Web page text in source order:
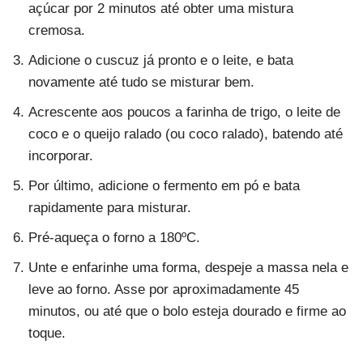
açúcar por 2 minutos até obter uma mistura
cremosa.
Adicione o cuscuz já pronto e o leite, e bata
novamente até tudo se misturar bem.
Acrescente aos poucos a farinha de trigo, o leite de
coco e o queijo ralado (ou coco ralado), batendo até
incorporar.
Por último, adicione o fermento em pó e bata
rapidamente para misturar.
Pré-aqueça o forno a 180ºC.
Unte e enfarinhe uma forma, despeje a massa nela e
leve ao forno. Asse por aproximadamente 45
minutos, ou até que o bolo esteja dourado e firme ao
toque.